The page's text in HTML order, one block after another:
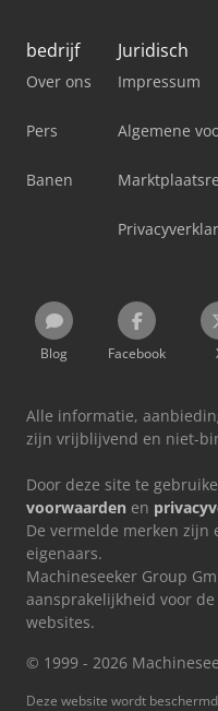
bedrijf
Over ons
Pers
Banen
Juridisch
Impressum
Algemene
Blog Facebook
Alle informatie,
zijn vrijblijvend en niet-
Door deze site te
voorwaarden en
De vermelde merken zijn
eigenaars.
Machineseeker Group
aansprakelijkheid voor
websites.
© 1999 - 2026
Deze website wordt